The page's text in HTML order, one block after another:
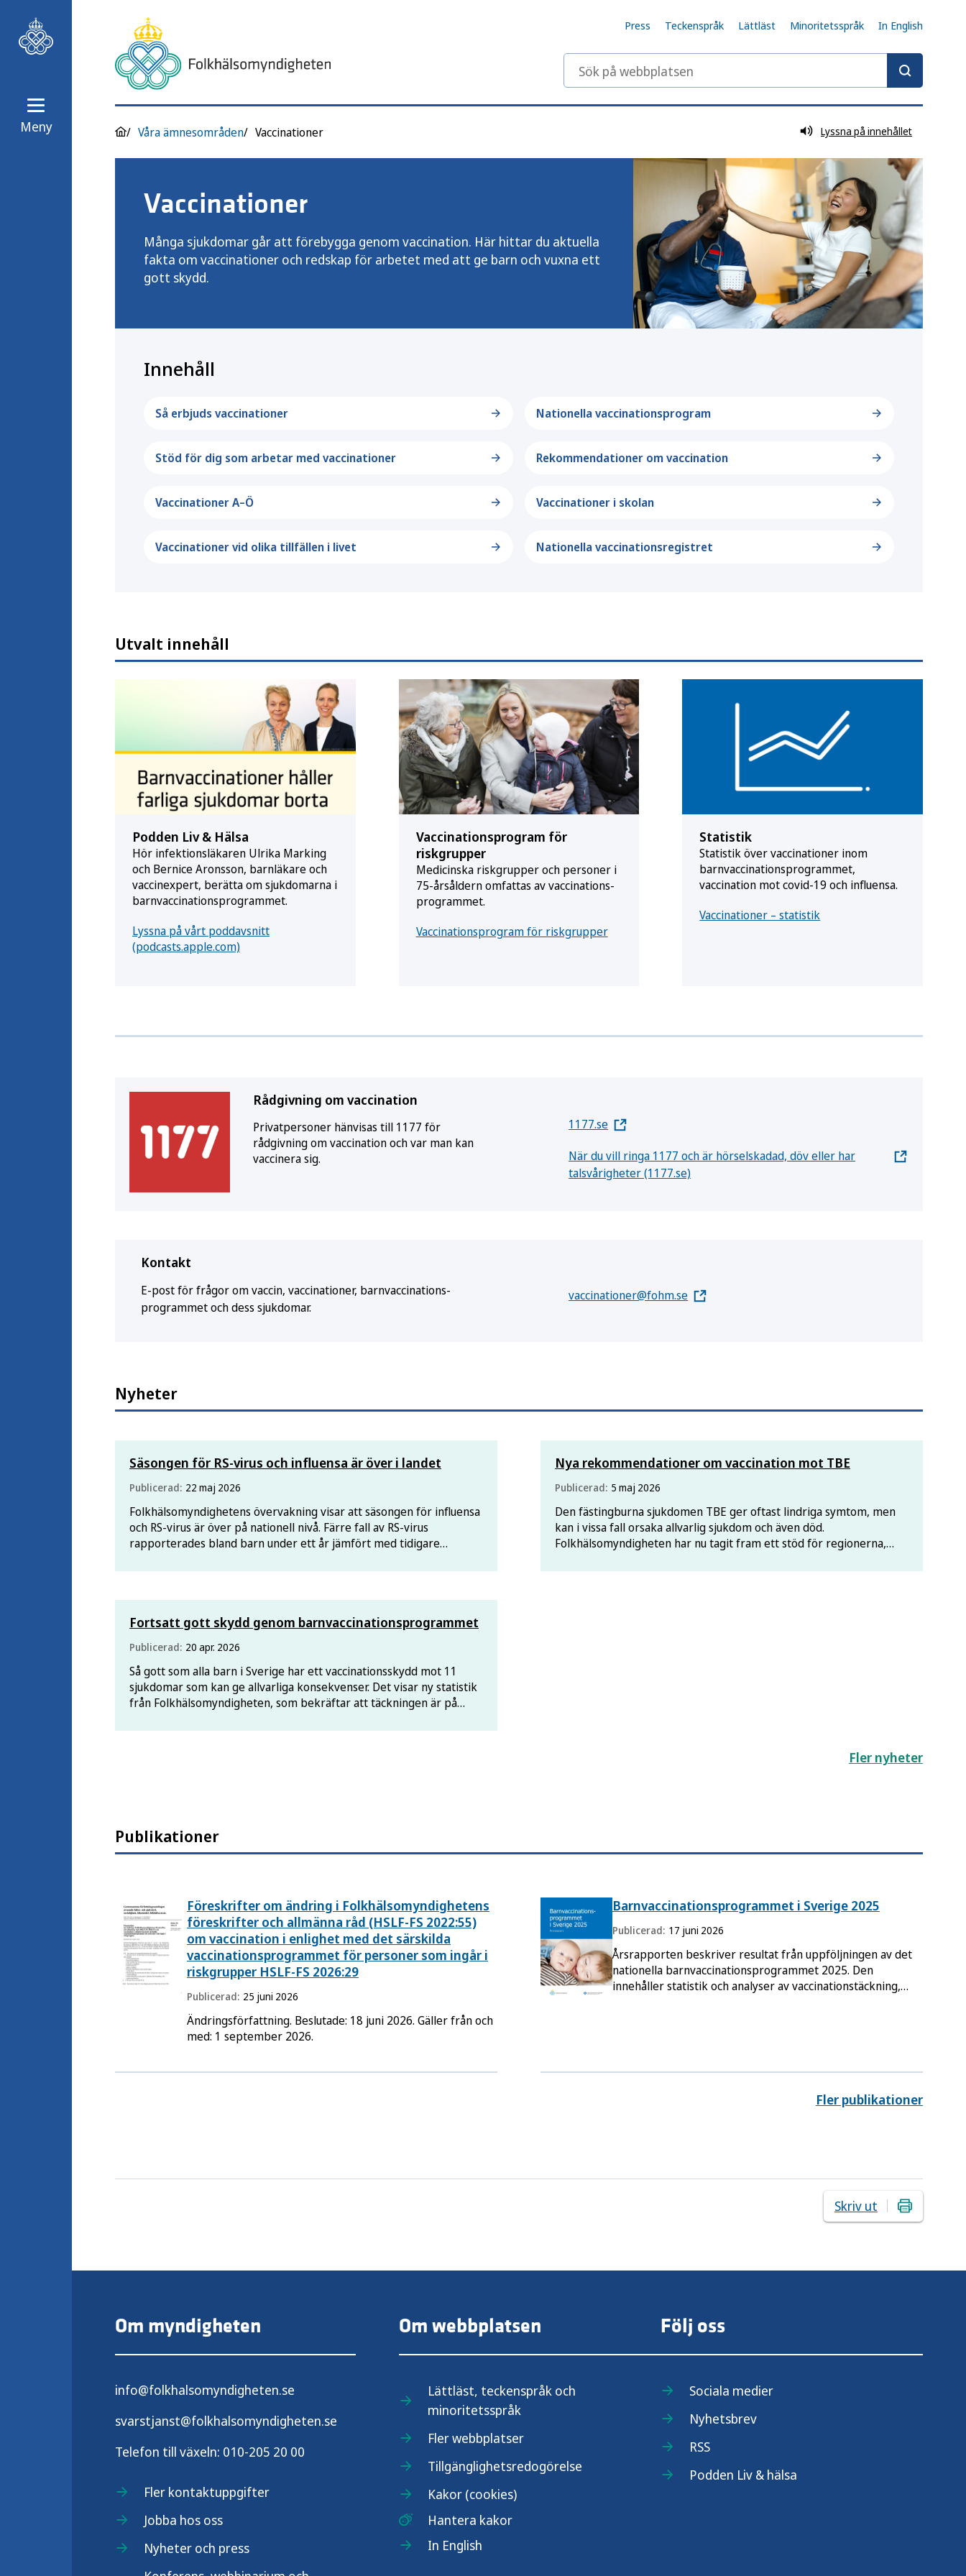
Meny
Press Teckenspråk Lättläst Minoritetsspråk In English
Sök på webbplatsen
Våra ämnesområden Vaccinationer Lyssna på innehållet
Vaccinationer
Många sjukdomar går att förebygga genom vaccination. Här hittar du aktuella
fakta om vaccinationer och redskap för arbetet med att ge barn och vuxna ett
gott skydd.
Innehåll
Så erbjuds vaccinationer Nationella vaccinationsprogram
Stöd för dig som arbetar med vaccinationer Rekommendationer om vaccination
Vaccinationer A–Ö Vaccinationer i skolan
Vaccinationer vid olika tillfällen i livet Nationella vaccinationsregistret
Utvalt innehåll
Podden Liv & Hälsa
Hör infektionsläkaren Ulrika Marking
och Bernice Aronsson, barnläkare och
vaccinexpert, berätta om sjukdomarna i
barnvaccinationsprogrammet.
Lyssna på vårt poddavsnitt
(podcasts.apple.com)
Vaccinationsprogram för
riskgrupper
Medicinska riskgrupper och personer i
75-årsåldern omfattas av vaccinations­
programmet.
Vaccinationsprogram för riskgrupper
Statistik
Statistik över vaccinationer inom
barnvaccinationsprogrammet,
vaccination mot covid-19 och influensa.
Vaccinationer – statistik
Rådgivning om vaccination
Privatpersoner hänvisas till 1177 för
rådgivning om vaccination och var man kan
vaccinera sig.
1177.se
När du vill ringa 1177 och är hörselskadad, döv eller har
talsvårigheter (1177.se)
Kontakt
E-post för frågor om vaccin, vaccinationer, barn­vaccinations­
programmet och dess sjukdomar.
vaccinationer@fohm.se
Nyheter
Säsongen för RS-virus och influensa är över i landet
Publicerad: 22 maj 2026
Folkhälsomyndighetens övervakning visar att säsongen för influensa
och RS-virus är över på nationell nivå. Färre fall av RS-virus
rapporterades bland barn under ett år jämfört med tidigare
antikroppsbehandling.
Nya rekommendationer om vaccination mot TBE
Publicerad: 5 maj 2026
Den fästingburna sjukdomen TBE ger oftast lindriga symtom, men
kan i vissa fall orsaka allvarlig sjukdom och även död.
Folkhälsomyndigheten har nu tagit fram ett stöd för regionerna,
rekommenderas.
Fortsatt gott skydd genom barnvaccinationsprogrammet
Publicerad: 20 apr. 2026
Så gott som alla barn i Sverige har ett vaccinationsskydd mot 11
sjukdomar som kan ge allvarliga konsekvenser. Det visar ny statistik
från Folkhälsomyndigheten, som bekräftar att täckningen är på
Fler nyheter
Publikationer
Föreskrifter om ändring i Folkhälsomyndighetens
föreskrifter och allmänna råd (HSLF-FS 2022:55)
om vaccination i enlighet med det särskilda
vaccinationsprogrammet för personer som ingår i
riskgrupper HSLF-FS 2026:29
Publicerad: 25 juni 2026
Ändringsförfattning. Beslutade: 18 juni 2026. Gäller från och
med: 1 september 2026.
Barnvaccinationsprogrammet i Sverige 2025
Publicerad: 17 juni 2026
Årsrapporten beskriver resultat från uppföljningen av det
nationella barnvaccinationsprogrammet 2025. Den
innehåller statistik och analyser av vaccinationstäckning,
Fler publikationer
Skriv ut
Om myndigheten
info@folkhalsomyndigheten.se
svarstjanst@folkhalsomyndigheten.se
Telefon till växeln: 010-205 20 00
Fler kontaktuppgifter
Jobba hos oss
Nyheter och press
Om webbplatsen
Lättläst, teckenspråk och
minoritetsspråk
Fler webbplatser
Tillgänglighetsredogörelse
Kakor (cookies)
Hantera kakor
In English
Följ oss
Sociala medier
Nyhetsbrev
RSS
Podden Liv & hälsa